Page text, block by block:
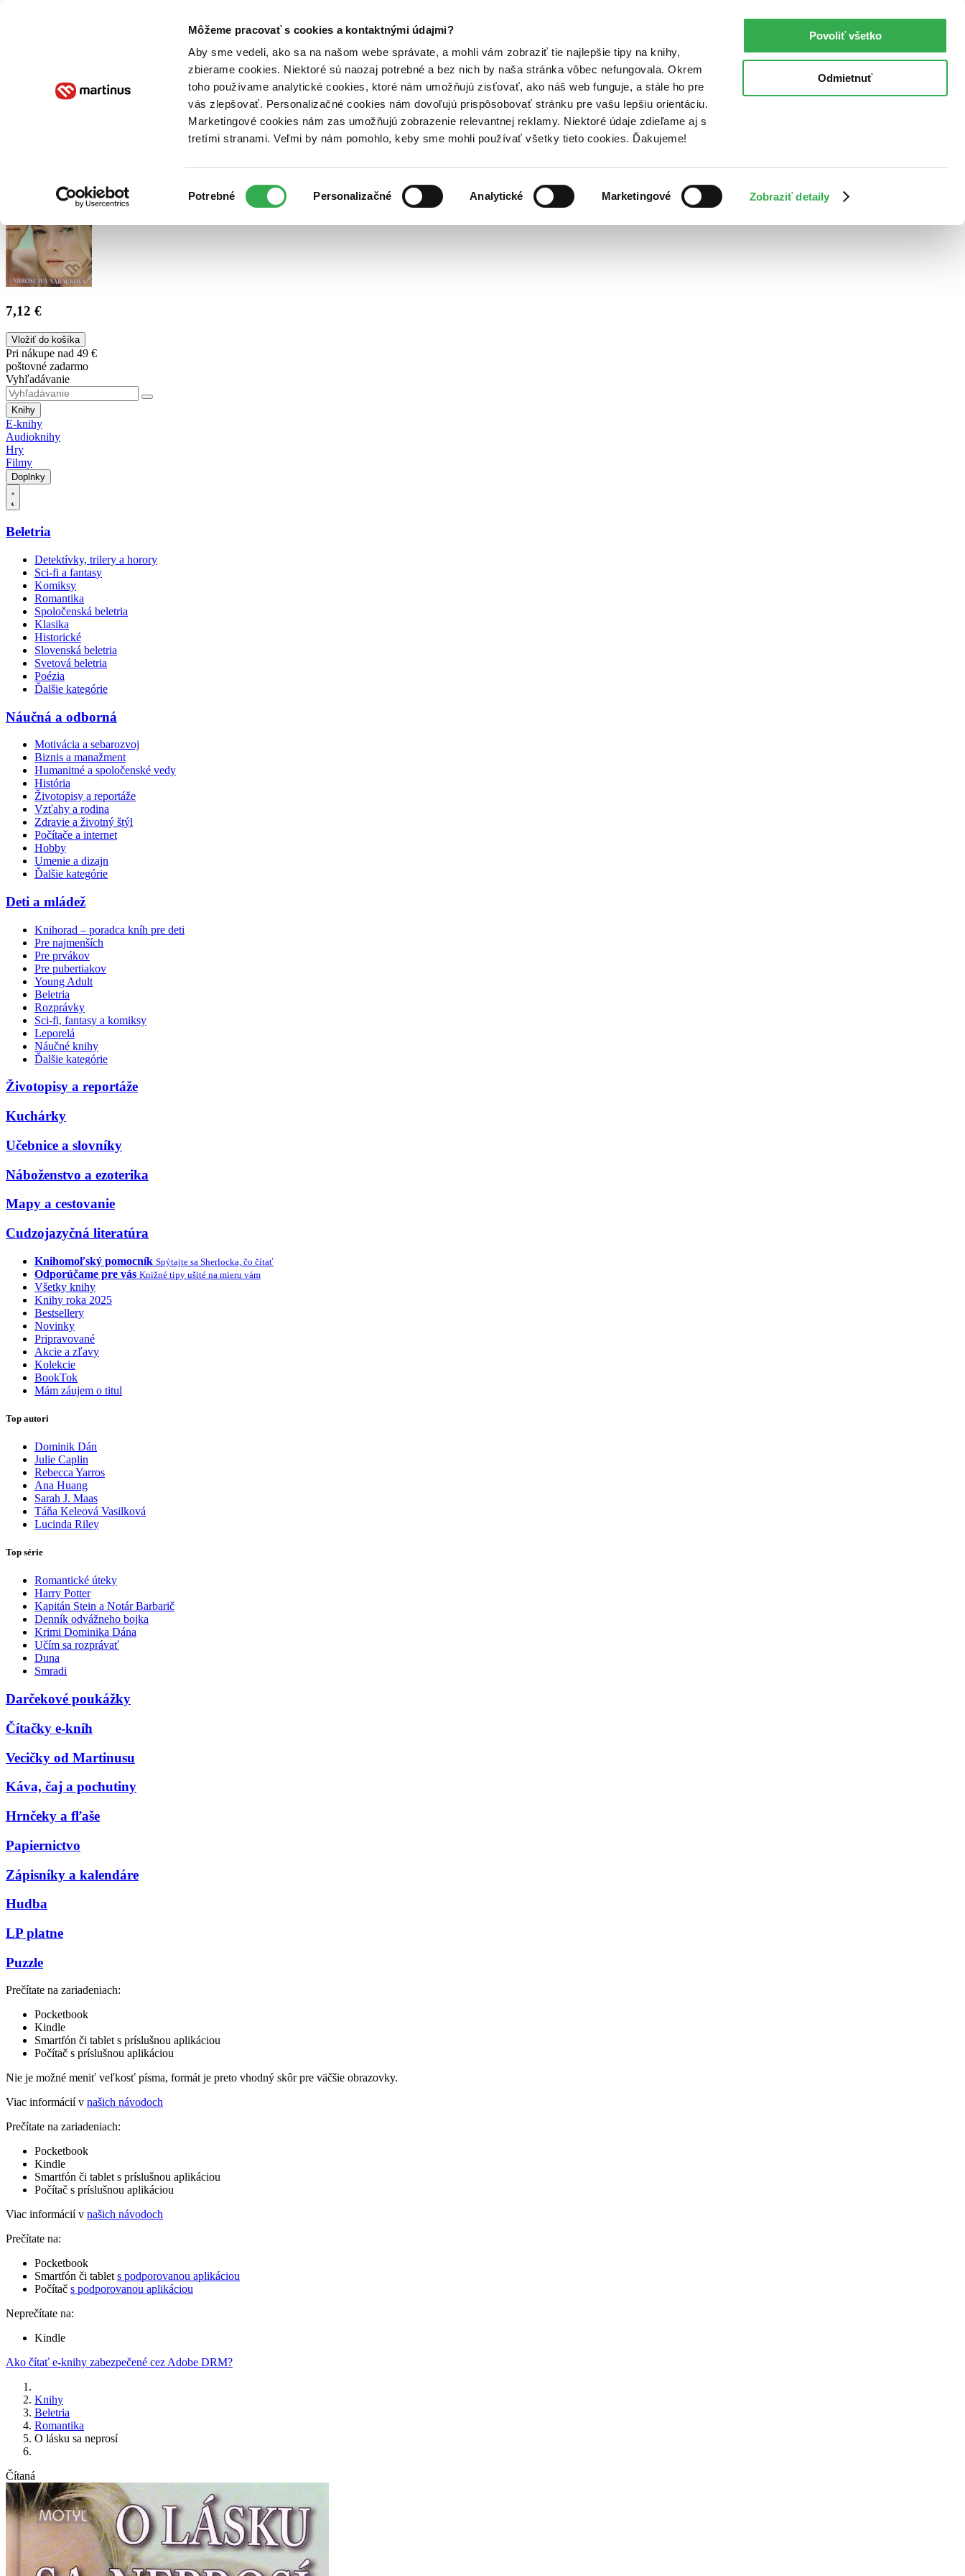
Môžeme pracovať s cookies a kontaktnými údajmi?
Aby sme vedeli, ako sa na našom webe správate, a mohli vám zobraziť tie najlepšie tipy na knihy,
zbierame cookies. Niektoré sú naozaj potrebné a bez nich by naša stránka vôbec nefungovala. Okrem
toho používame analytické cookies, ktoré nám umožňujú zisťovať, ako náš web funguje, a stále ho pre
vás zlepšovať. Personalizačné cookies nám dovoľujú prispôsobovať stránku pre vašu lepšiu orientáciu.
Marketingové cookies nám zas umožňujú zobrazenie relevantnej reklamy. Niektoré údaje zdieľame aj s
tretími stranami. Veľmi by nám pomohlo, keby sme mohli používať všetky tieto cookies. Ďakujeme!
súhlasu
Potrebné Personalizačné Analytické Marketingové Zobraziť detaily
Povoliť všetko
Odmietnuť
Poukážky Kontakt
7,12 €
Vložiť do košíka
Pri nákupe nad 49 €
poštovné zadarmo
Vyhľadávanie
Knihy
E-knihy
Audioknihy
Hry
Filmy
Doplnky
Beletria
Detektívky, trilery a horory
Sci-fi a fantasy
Komiksy
Romantika
Spoločenská beletria
Klasika
Historické
Slovenská beletria
Svetová beletria
Poézia
Ďalšie kategórie
Náučná a odborná
Motivácia a sebarozvoj
Biznis a manažment
Humanitné a spoločenské vedy
História
Životopisy a reportáže
Vzťahy a rodina
Zdravie a životný štýl
Počítače a internet
Hobby
Umenie a dizajn
Ďalšie kategórie
Deti a mládež
Knihorad – poradca kníh pre deti
Pre najmenších
Pre prvákov
Pre pubertiakov
Young Adult
Beletria
Rozprávky
Sci-fi, fantasy a komiksy
Leporelá
Náučné knihy
Ďalšie kategórie
Životopisy a reportáže
Kuchárky
Učebnice a slovníky
Náboženstvo a ezoterika
Mapy a cestovanie
Cudzojazyčná literatúra
Knihomoľský pomocník Spýtajte sa Sherlocka, čo čítať
Odporúčame pre vás Knižné tipy ušité na mieru vám
Všetky knihy
Knihy roka 2025
Bestsellery
Novinky
Pripravované
Akcie a zľavy
Kolekcie
BookTok
Mám záujem o titul
Top autori
Dominik Dán
Julie Caplin
Rebecca Yarros
Ana Huang
Sarah J. Maas
Táňa Keleová Vasilková
Lucinda Riley
Top série
Romantické úteky
Harry Potter
Kapitán Stein a Notár Barbarič
Denník odvážneho bojka
Krimi Dominika Dána
Učím sa rozprávať
Duna
Smradi
Darčekové poukážky
Čítačky e-kníh
Vecičky od Martinusu
Káva, čaj a pochutiny
Hrnčeky a fľaše
Papiernictvo
Zápisníky a kalendáre
Hudba
LP platne
Puzzle
Prečítate na zariadeniach:
Pocketbook
Kindle
Smartfón či tablet s príslušnou aplikáciou
Počítač s príslušnou aplikáciou
Nie je možné meniť veľkosť písma, formát je preto vhodný skôr pre väčšie obrazovky.
Viac informácií v našich návodoch
Prečítate na zariadeniach:
Pocketbook
Kindle
Smartfón či tablet s príslušnou aplikáciou
Počítač s príslušnou aplikáciou
Viac informácií v našich návodoch
Prečítate na:
Pocketbook
Smartfón či tablet s podporovanou aplikáciou
Počítač s podporovanou aplikáciou
Neprečítate na:
Kindle
Ako čítať e-knihy zabezpečené cez Adobe DRM?
Knihy
Beletria
Romantika
O lásku sa neprosí
Čítaná